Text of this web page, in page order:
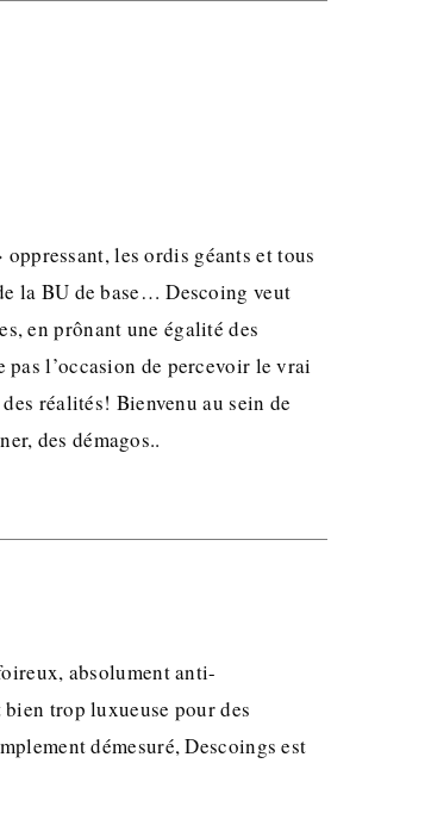
les ordis géants et tous
la BU de base… Descoing veut
en prônant une égalité des
pas l’occasion de percevoir le vrai
réalités! Bienvenu au sein de
des démagos..
absolument anti-
trop luxueuse pour des
démesuré, Descoings est